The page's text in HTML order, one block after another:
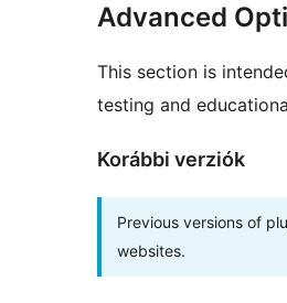
Advanced
This section is
testing and
Korábbi verziók
Previous versions of
websites.